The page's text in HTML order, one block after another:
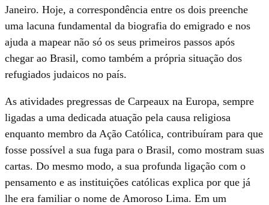
Janeiro. Hoje, a correspondência entre os dois preenche
uma lacuna fundamental da biografia do emigrado e nos
ajuda a mapear não só os seus primeiros passos após
chegar ao Brasil, como também a própria situação dos
refugiados judaicos no país.
As atividades pregressas de Carpeaux na Europa, sempre
ligadas a uma dedicada atuação pela causa religiosa
enquanto membro da Ação Católica, contribuíram para que
fosse possível a sua fuga para o Brasil, como mostram suas
cartas. Do mesmo modo, a sua profunda ligação com o
pensamento e as instituições católicas explica por que já
lhe era familiar o nome de Amoroso Lima. Em um